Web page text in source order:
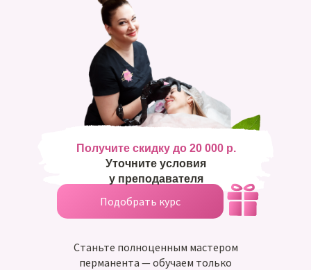
Станьте полноценным мастером
перманента — обучаем только
Подобрать курс
Получите скидку до 20 000 р.
Уточните условия
у преподавателя